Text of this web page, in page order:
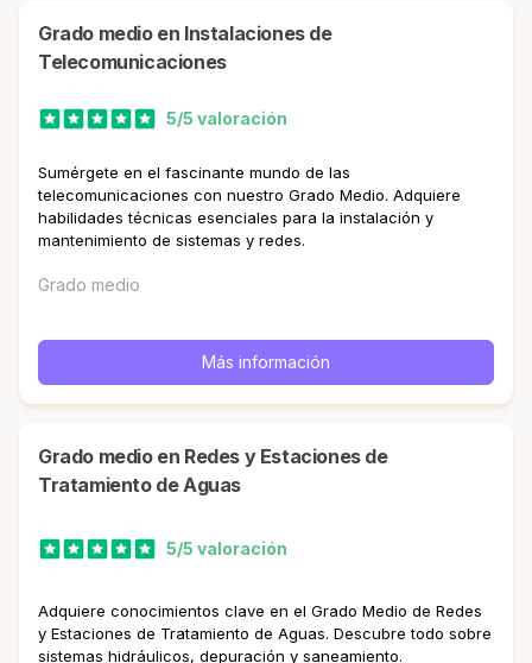
Grado medio en Instalaciones de
Telecomunicaciones
5/5 valoración
Sumérgete en el fascinante mundo de las
telecomunicaciones con nuestro Grado Medio. Adquiere
habilidades técnicas esenciales para la instalación y
mantenimiento de sistemas y redes.
Grado medio
Más información
Grado medio en Redes y Estaciones de
Tratamiento de Aguas
5/5 valoración
Adquiere conocimientos clave en el Grado Medio de Redes
y Estaciones de Tratamiento de Aguas. Descubre todo sobre
sistemas hidráulicos, depuración y saneamiento.